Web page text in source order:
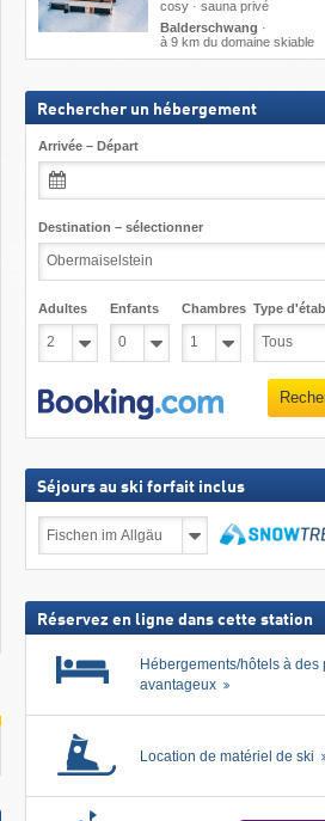
cosy · sauna privé
Balderschwang ·
à 9 km du domaine skiable
Rechercher un hébergement
Arrivée – Départ
Destination – sélectionner
Adultes Enfants Chambres Type
Séjours au ski forfait inclus
au
Réservez en ligne dans cette station
Hébergements/hôtels à des
avantageux
Location de matériel de ski